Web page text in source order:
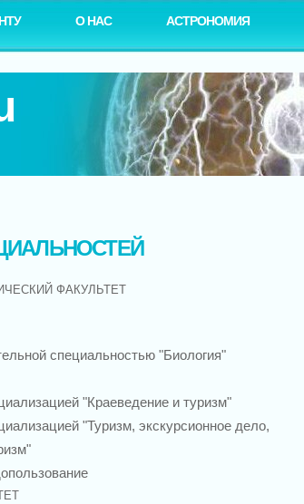
О НАС АСТРОНОМИЯ
ФАКУЛЬТЕТ
специальностью "Биология"
"Краеведение и туризм"
"Туризм, экскурсионное дело,